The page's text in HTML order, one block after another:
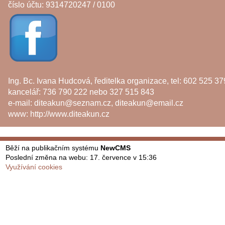
číslo účtu: 9314720247 / 0100
Ing. Bc. Ivana Hudcová, ředitelka organizace, tel: 602 525
kancelář: 736 790 222 nebo 327 515 843
e-mail: diteakun@seznam.cz, diteakun@email.cz
www: http://www.diteakun.cz
Běží na publikačním systému NewCMS
Poslední změna na webu: 17. července v 15:36
Využívání cookies